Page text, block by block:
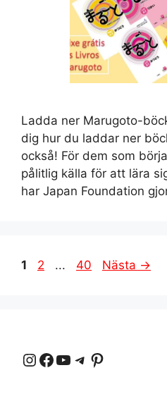
Ladda ner Marugoto-
dig hur du laddar ner
också! För dem som
pålitlig källa för att lära
har Japan Foundation
Sidan
1 Sidan
2 ... Sidan
40 Nästa →
Instagram Facebook YouTube Telegram Pinterest